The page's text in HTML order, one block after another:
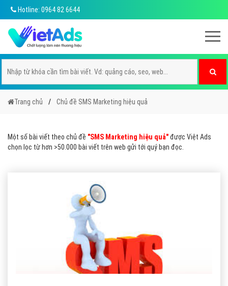
Hotline: 0964 82 6644
Trang chủ Chủ đề SMS Marketing hiệu quả
Một số bài viết theo chủ đề "SMS Marketing hiệu quả"được Việt Ads
chọn lọc từ hơn >50.000 bài viết trên web gửi tới quý bạn đọc.